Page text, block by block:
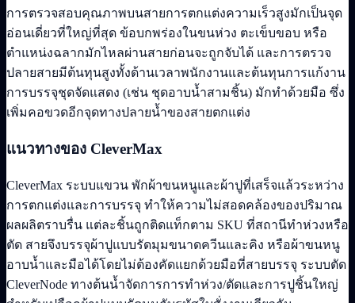
การตรวจสอบคุณภาพบนสายการตกแต่งความเร็วสูงมักเป็นจุด
อ่อนเดี่ยวที่ใหญ่ที่สุด ข้อบกพร่องในขนห่วง ตะเข็บขอบ หรือ
ตำแหน่งฉลากมักไหลผ่านสายก่อนจะถูกจับได้ และการตรวจ
ปลายสายมีต้นทุนสูงทั้งด้านเวลาพนักงานและต้นทุนการแก้งาน
การบรรจุชุดจัดแสดง (เช่น ชุดอาบน้ำสามชิ้น) มักทำด้วยมือ ซึ่ง
เพิ่มคอขวดอีกจุดทางปลายน้ำของสายตกแต่ง
แนวทางของ CleverMax
CleverMax ระบบแขวน พักผ้าขนหนูและผ้าปูที่เสร็จแล้วระหว่าง
การตกแต่งและการบรรจุ ทำให้ความไม่สอดคล้องของปริมาณ
ผลผลิตราบรื่น แต่ละชิ้นถูกติดแท็กตาม SKU ที่สถานีทำห่วงหรือ
ตัด สายจึงบรรจุผ้าปูแบบรัดมุมขนาดควีนและคิง หรือผ้าขนหนู
อาบน้ำและมือได้โดยไม่ต้องคัดแยกด้วยมือที่สายบรรจุ ระบบตัด
CleverNode ทางต้นน้ำจัดการการทำห่วง/ตัดและการปูชิ้นใหญ่